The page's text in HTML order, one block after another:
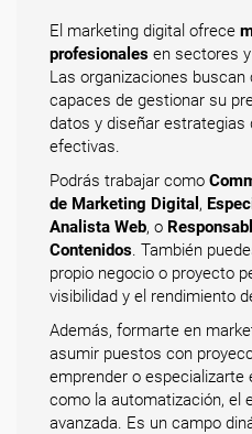
El marketing digital ofrece
profesionales en sectores
Las organizaciones
capaces de gestionar su
datos y diseñar estrategias
efectivas.
Podrás trabajar como
de Marketing Digital ,
Analista Web, o
Contenidos. También
propio negocio o proyecto
visibilidad y el rendimiento
Además, formarte en
asumir puestos con
emprender o
como la automatización, el
avanzada. Es un campo